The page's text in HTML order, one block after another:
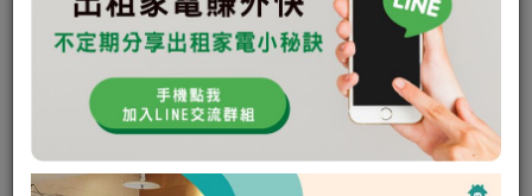
禾聯 水冷扇 20L
禾聯 水冷扇 20L